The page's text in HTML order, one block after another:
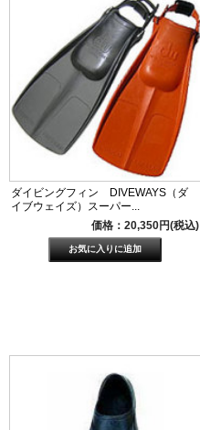
ダイビングフィン DIVEWAYS（ダ
イブウェイズ）スーパー...
価格：20,350円(税込)